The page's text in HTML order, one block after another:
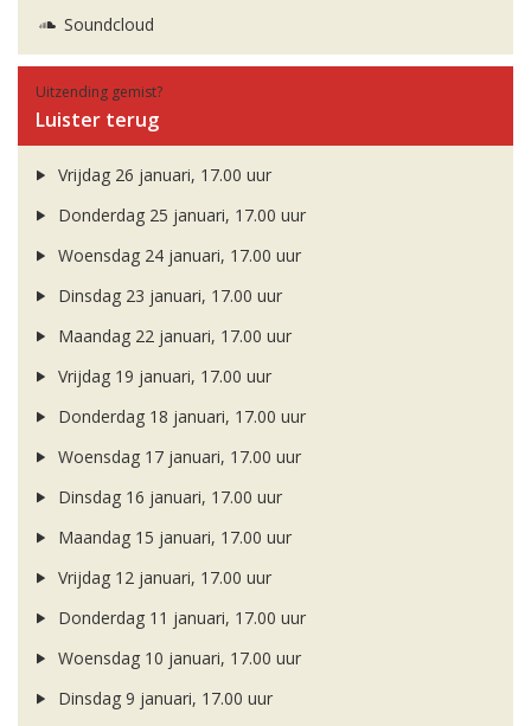
Soundcloud
Uitzending gemist?
Luister terug
Vrijdag 26 januari, 17.00 uur
Donderdag 25 januari, 17.00 uur
Woensdag 24 januari, 17.00 uur
Dinsdag 23 januari, 17.00 uur
Maandag 22 januari, 17.00 uur
Vrijdag 19 januari, 17.00 uur
Donderdag 18 januari, 17.00 uur
Woensdag 17 januari, 17.00 uur
Dinsdag 16 januari, 17.00 uur
Maandag 15 januari, 17.00 uur
Vrijdag 12 januari, 17.00 uur
Donderdag 11 januari, 17.00 uur
Woensdag 10 januari, 17.00 uur
Dinsdag 9 januari, 17.00 uur